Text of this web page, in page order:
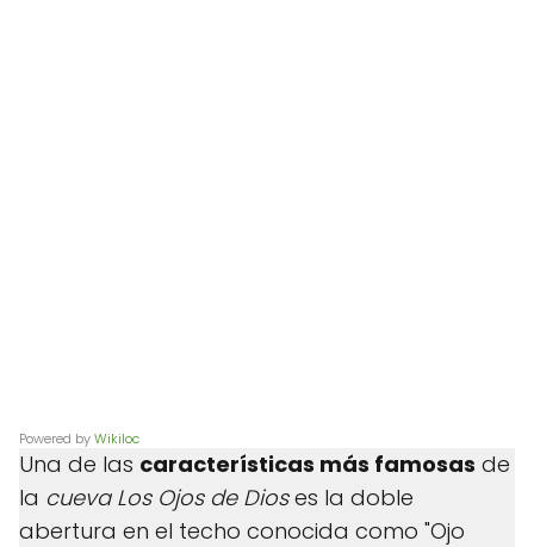
Powered byWikiloc
Una de las características más famosas de
la cueva Los Ojos de Dioses la doble
abertura en el techo conocida como "Ojo